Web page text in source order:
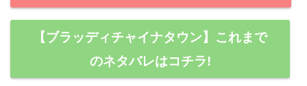
【ブラッディチャイナタウン】これまで
のネタバレはコチラ!